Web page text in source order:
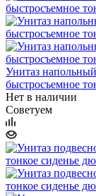
Унитаз
быстросъемное
Нет в наличии
Советуем